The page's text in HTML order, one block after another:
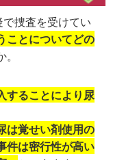
捜査を受けてい
ことについてどの
することにより尿
は覚せい剤使用の
件は密行性が高い